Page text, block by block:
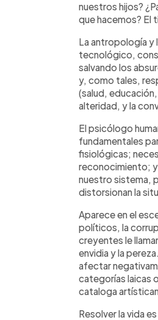
nuestros hijos?
que hacemos? El
La antropología y
tecnológico,
salvando los
y, como tales,
(salud,
alteridad, y la
El psicólogo
fundamentales
fisiológicas;
reconocimiento;
nuestro sistema,
distorsionan la
Aparece en el
políticos, la
creyentes le
envidia y la
afectar
categorías laicas
cataloga
Resolver la vida